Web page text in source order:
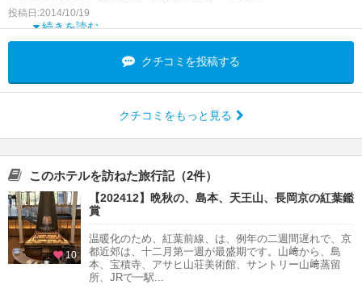
ハイキングの基地駅です
続きを読む
投稿日:2014/10/19
クチコミを投稿する
クチコミをもっと見る
このホテルを訪ねた旅行記（2件）
10
【202412】晩秋の、島本、天王山、長岡京の紅葉鑑
賞
温暖化のため、紅葉前線、は、例年の二週間遅れで、京
都近郊は、十二月第一週が最盛期です。山﨑から、島
本、宝積寺、アサヒ山荘美術館、サントリー山﨑蒸留
所、JRで一駅...